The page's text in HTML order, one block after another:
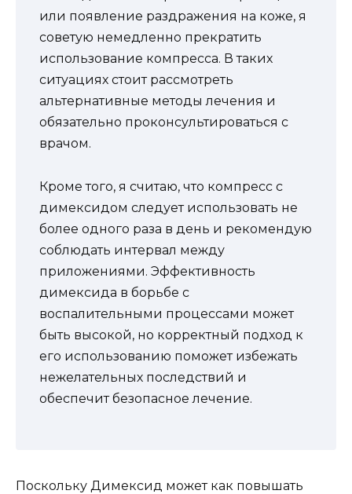
или появление раздражения на коже, я
советую немедленно прекратить
использование компресса. В таких
ситуациях стоит рассмотреть
альтернативные методы лечения и
обязательно проконсультироваться с
врачом.
Кроме того, я считаю, что компресс с
димексидом следует использовать не
более одного раза в день и рекомендую
соблюдать интервал между
приложениями. Эффективность
димексида в борьбе с
воспалительными процессами может
быть высокой, но корректный подход к
его использованию поможет избежать
нежелательных последствий и
обеспечит безопасное лечение.
Поскольку Димексид может как повышать